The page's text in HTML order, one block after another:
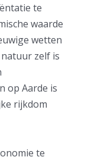
te
waarde
wetten
zelf is
op Aarde is
rijkdom
te